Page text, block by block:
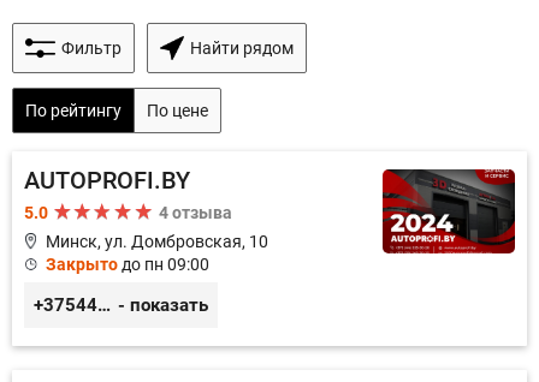
Фильтр Найти рядом
По рейтингу По цене
AUTOPROFI.BY
5.0
4 отзыва
Минск, ул. Домбровская, 10
Закрыто до пн 09:00
+375445353020 - показать